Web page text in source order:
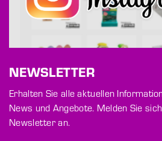
NEWSLETTER
Erhalten Sie alle aktuellen
News und Angebote. Melden Sie
Newsletter an.